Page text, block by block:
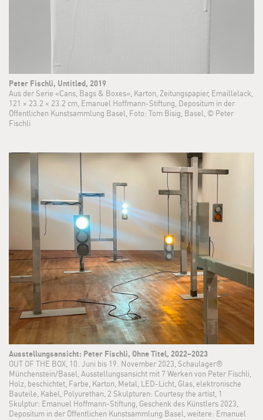
Peter Fischli, Untitled, 2019
Aus der Serie «Cans, Bags & Boxes», Karton, Zeitungspapier, Emaillelack,
121 × 23.2 × 23.2 cm, Emanuel Hoffmann-Stiftung, Depositum in der
Öffentlichen Kunstsammlung Basel, Foto: Tom Bisig, Basel, © Peter
Fischli
Ausstellungsansicht: Peter Fischli, Ohne Titel, 2022–2023
OUT OF THE BOX, 10. Juni bis 19. November 2023, Schaulager®
Münchenstein/Basel, Ausstellungsansicht mit 7 Werken von Peter Fischli,
Holz, beschichtet, Farbe, Karton, Metal, LED-Licht, Glas, elektronische
Bauteile, Kabel, Polyurethan, 2 Skulpturen: Courtesy the artist, 1
Skulptur: Emanuel Hoffmann-Stiftung, Geschenk des Künstlers 2023,
Depositum in der Öffentlichen Kunstsammlung Basel, weitere: Emanuel